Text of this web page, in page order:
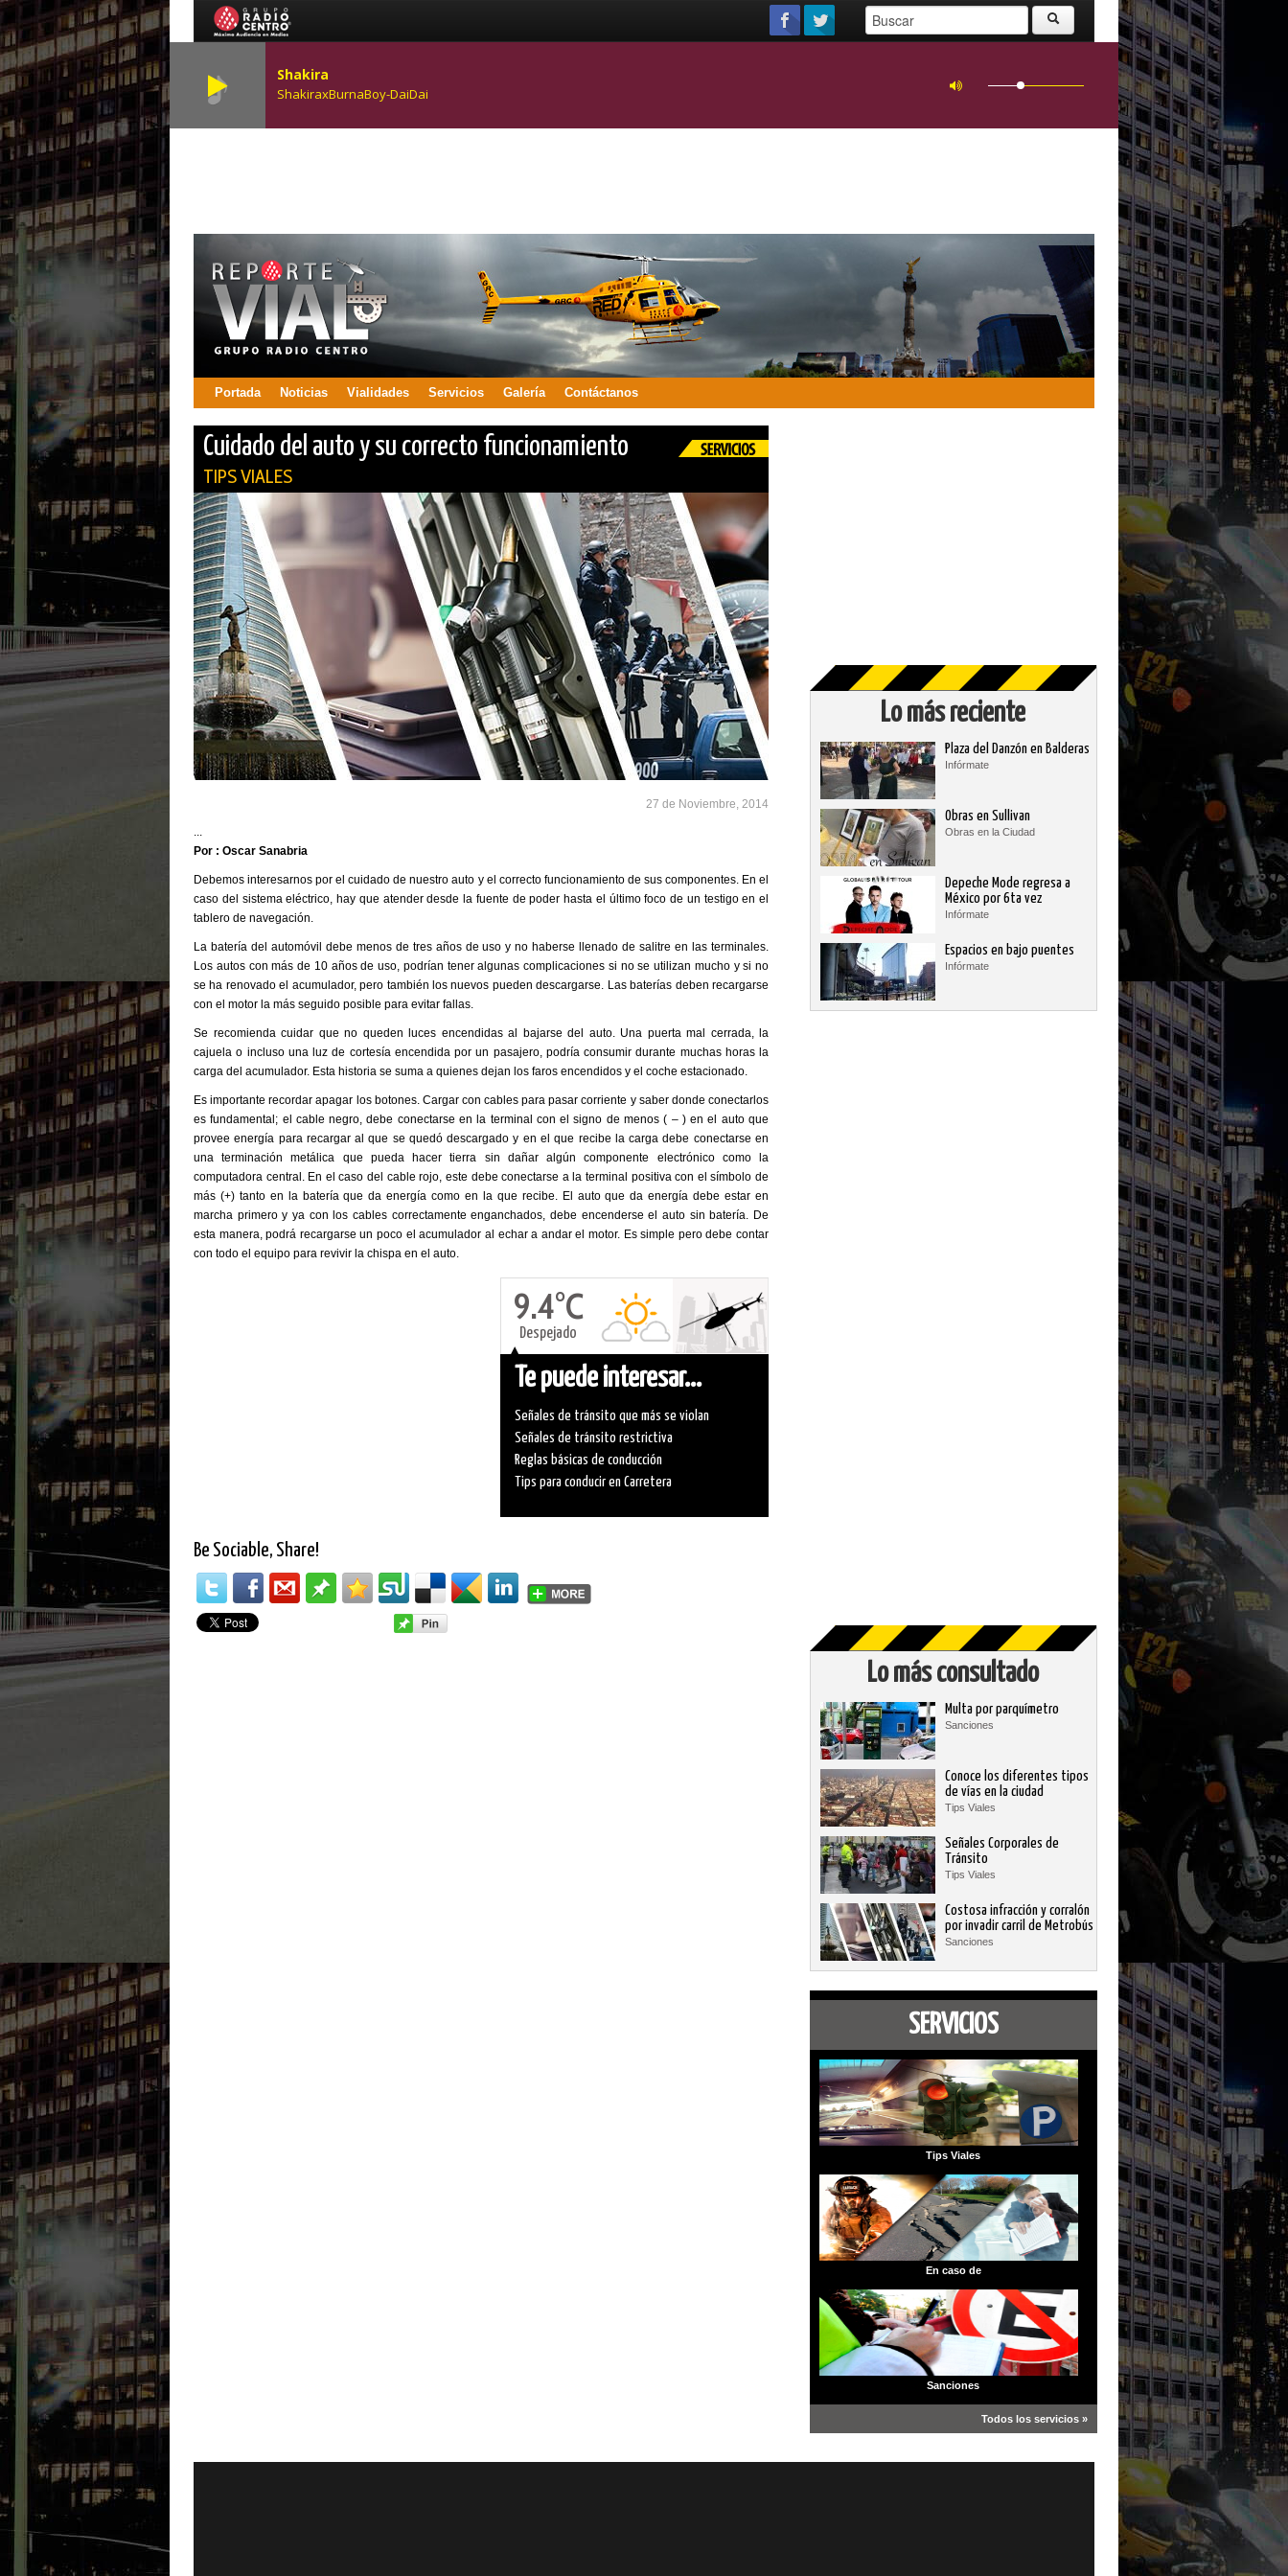
Shakira
ShakiraxBurnaBoy-DaiDai
Portada Noticias Vialidades Servicios Galería Contáctanos
Cuidado del auto y su correcto funcionamiento
TIPS VIALES
27 de Noviembre, 2014
...
Por : Oscar Sanabria
Debemos interesarnos por el cuidado de nuestro auto y el correcto funcionamiento de sus componentes. En el
caso del sistema eléctrico, hay que atender desde la fuente de poder hasta el último foco de un testigo en el
tablero de navegación.
La batería del automóvil debe menos de tres años de uso y no haberse llenado de salitre en las terminales.
Los autos con más de 10 años de uso, podrían tener algunas complicaciones si no se utilizan mucho y si no
se ha renovado el acumulador, pero también los nuevos pueden descargarse. Las baterías deben recargarse
con el motor la más seguido posible para evitar fallas.
Se recomienda cuidar que no queden luces encendidas al bajarse del auto. Una puerta mal cerrada, la
cajuela o incluso una luz de cortesía encendida por un pasajero, podría consumir durante muchas horas la
carga del acumulador. Esta historia se suma a quienes dejan los faros encendidos y el coche estacionado.
Es importante recordar apagar los botones. Cargar con cables para pasar corriente y saber donde conectarlos
es fundamental; el cable negro, debe conectarse en la terminal con el signo de menos ( – ) en el auto que
provee energía para recargar al que se quedó descargado y en el que recibe la carga debe conectarse en
una terminación metálica que pueda hacer tierra sin dañar algún componente electrónico como la
computadora central. En el caso del cable rojo, este debe conectarse a la terminal positiva con el símbolo de
más (+) tanto en la batería que da energía como en la que recibe. El auto que da energía debe estar en
marcha primero y ya con los cables correctamente enganchados, debe encenderse el auto sin batería. De
esta manera, podrá recargarse un poco el acumulador al echar a andar el motor. Es simple pero debe contar
con todo el equipo para revivir la chispa en el auto.
9.4°C
Despejado
Te puede interesar...
Señales de tránsito que más se violan
Señales de tránsito restrictiva
Reglas básicas de conducción
Tips para conducir en Carretera
Be Sociable, Share!
Lo más reciente
Plaza del Danzón en Balderas
Infórmate
Obras en Sullivan
Obras en la Ciudad
Depeche Mode regresa a
México por 6ta vez
Infórmate
Espacios en bajo puentes
Infórmate
Lo más consultado
Multa por parquímetro
Sanciones
Conoce los diferentes tipos
de vías en la ciudad
Tips Viales
Señales Corporales de
Tránsito
Tips Viales
Costosa infracción y corralón
por invadir carril de Metrobús
Sanciones
SERVICIOS
Tips Viales
En caso de
Sanciones
Todos los servicios »